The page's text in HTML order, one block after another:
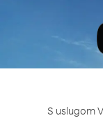
S uslugom